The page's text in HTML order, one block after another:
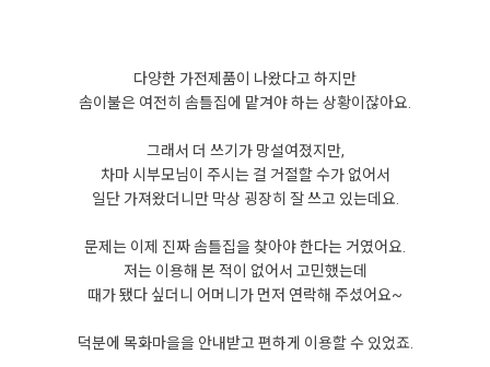
다양한 가전제품이 나왔다고 하지만
솜이불은 여전히 솜틀집에 맡겨야 하는 상황이잖아요.
그래서 더 쓰기가 망설여졌지만,
차마 시부모님이 주시는 걸 거절할 수가 없어서
일단 가져왔더니만 막상 굉장히 잘 쓰고 있는데요.
문제는 이제 진짜 솜틀집을 찾아야 한다는 거였어요.
저는 이용해 본 적이 없어서 고민했는데
때가 됐다 싶더니 어머니가 먼저 연락해 주셨어요~
덕분에 목화마을을 안내받고 편하게 이용할 수 있었죠.